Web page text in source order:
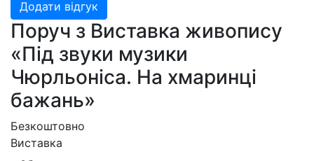
Додати відгук
Поруч з Виставка живопису
«Під звуки музики
Чюрльоніса. На хмаринці
бажань»
Безкоштовно
Виставка